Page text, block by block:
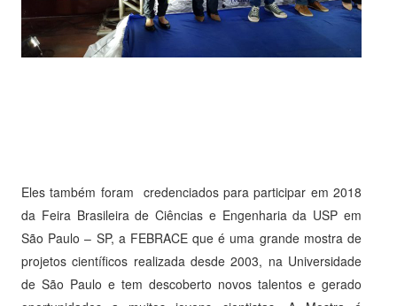
Eles também foram credenciados para participar em 2018
da Feira Brasileira de Ciências e Engenharia da USP em
São Paulo – SP, a FEBRACE que é uma grande mostra de
projetos científicos realizada desde 2003, na Universidade
de São Paulo e tem descoberto novos talentos e gerado